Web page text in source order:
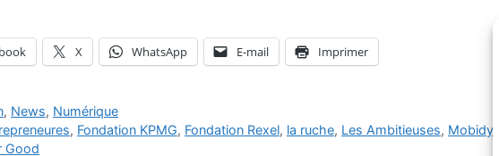
X WhatsApp E-mail Imprimer
, News, Numérique
, Fondation KPMG, Fondation Rexel, la ruche, Les Ambitieuses, Mobidys
Good